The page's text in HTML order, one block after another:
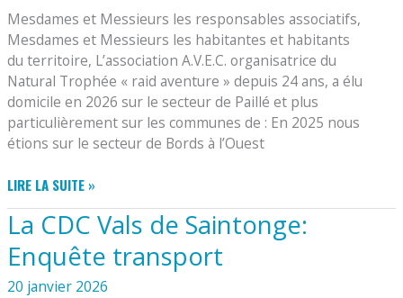
FRELON
ASIATIQUE
Mesdames et Messieurs les responsables associatifs,
Mesdames et Messieurs les habitantes et habitants
du territoire, L’association A.V.E.C. organisatrice du
Natural Trophée « raid aventure » depuis 24 ans, a élu
domicile en 2026 sur le secteur de Paillé et plus
particulièrement sur les communes de : En 2025 nous
étions sur le secteur de Bords à l’Ouest
L’ASSOCIATION
A.V.E.C.
ORGANISATRICE
DU
NATURAL
TROPHÉE
LIRE LA SUITE »
La CDC Vals de Saintonge:
Enquête transport
20 janvier 2026